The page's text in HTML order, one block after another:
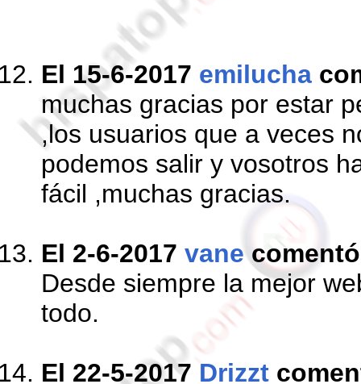
El 15-6-2017 emilucha
muchas gracias por estar
,los usuarios que a veces
podemos salir y vosotros
fácil ,muchas gracias.
El 2-6-2017 vanecomentó
Desde siempre la mejor
todo.
El 22-5-2017 Drizzt